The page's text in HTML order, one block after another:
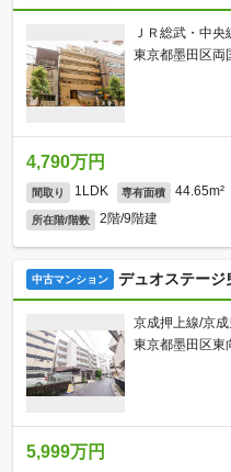
ＪＲ総武・中
東京都墨田区両
4,790万円
間取り 1LDK 専有面積 44.65m²
所在階/階数 2階/9階建
中古マンション デュオステー
京成押上線/京
東京都墨田区東
5,999万円